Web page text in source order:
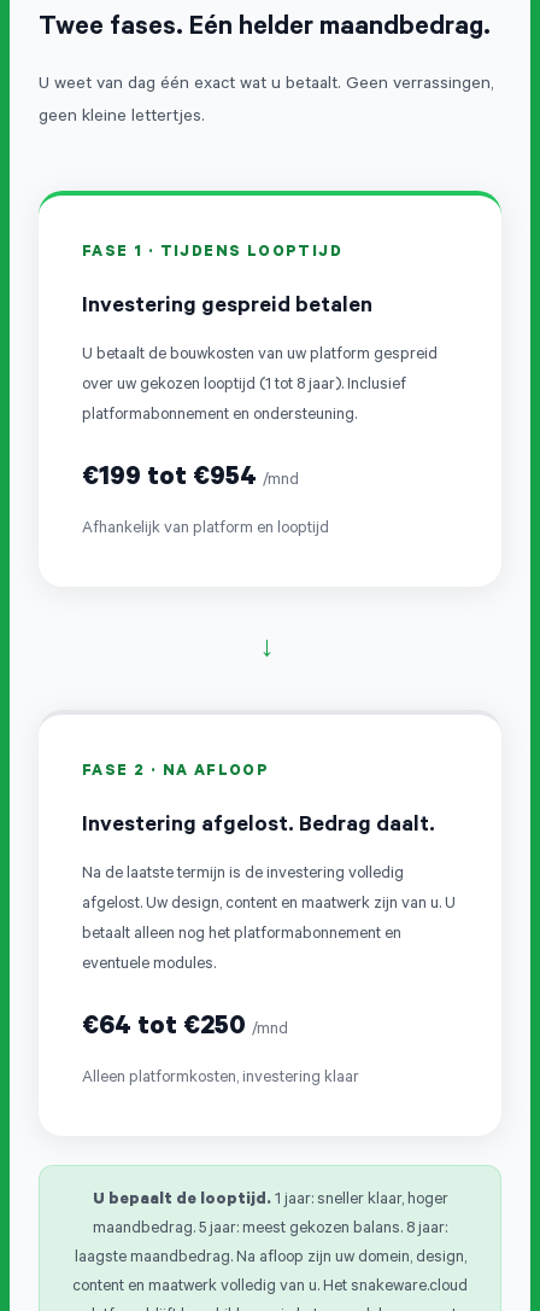
Twee fases. Eén helder maandbedrag.
U weet van dag één exact wat u betaalt. Geen verrassingen,
geen kleine lettertjes.
FASE 1 · TIJDENS LOOPTIJD
Investering gespreid betalen
U betaalt de bouwkosten van uw platform gespreid
over uw gekozen looptijd (1 tot 8 jaar). Inclusief
platformabonnement en ondersteuning.
€199 tot €954 /mnd
Afhankelijk van platform en looptijd
→
FASE 2 · NA AFLOOP
Investering afgelost. Bedrag daalt.
Na de laatste termijn is de investering volledig
afgelost. Uw design, content en maatwerk zijn van u. U
betaalt alleen nog het platformabonnement en
eventuele modules.
€64 tot €250 /mnd
Alleen platformkosten, investering klaar
U bepaalt de looptijd.1 jaar: sneller klaar, hoger
maandbedrag. 5 jaar: meest gekozen balans. 8 jaar:
laagste maandbedrag. Na afloop zijn uw domein, design,
content en maatwerk volledig van u. Het snakeware.cloud